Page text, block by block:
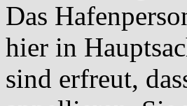
Das
hier in
sind erfreut,